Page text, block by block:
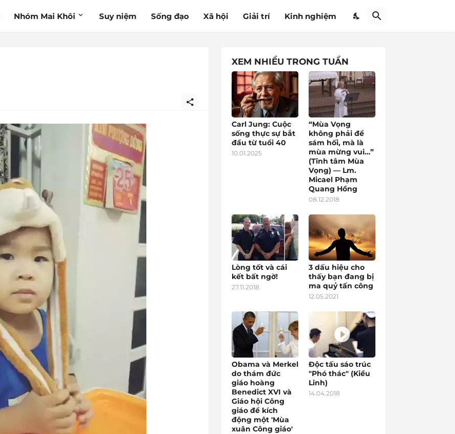
Nhóm Mai Khôi Suy niệm Sống đạo Xã hội Giải trí Kinh nghiệm
XEM NHIỀU TRONG TUẦN
Carl Jung: Cuộc
sống thực sự bắt
đầu từ tuổi 40
10.01.2025
“Mùa Vọng
không phải để
sám hối, mà là
mùa mừng vui…”
(Tĩnh tâm Mùa
Vọng) — Lm.
Micael Phạm
Quang Hồng
08.12.2018
Lòng tốt và cái
kết bất ngờ!
27.11.2018
3 dấu hiệu cho
thấy bạn đang bị
ma quỷ tấn công
12.05.2021
Obama và Merkel
do thám đức
giáo hoàng
Benedict XVI và
Giáo hội Công
giáo để kích
động một 'Mùa
xuân Công giáo'
Độc tấu sáo trúc
"Phó thác" (Kiều
Linh)
14.04.2018